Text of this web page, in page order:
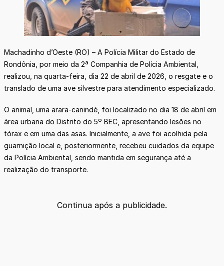
Machadinho d’Oeste (RO) – A Polícia Militar do Estado de
Rondônia, por meio da 2ª Companhia de Polícia Ambiental,
realizou, na quarta-feira, dia 22 de abril de 2026, o resgate e o
translado de uma ave silvestre para atendimento especializado.
O animal, uma arara-canindé, foi localizado no dia 18 de abril em
área urbana do Distrito do 5º BEC, apresentando lesões no
tórax e em uma das asas. Inicialmente, a ave foi acolhida pela
guarnição local e, posteriormente, recebeu cuidados da equipe
da Polícia Ambiental, sendo mantida em segurança até a
realização do transporte.
Continua após a publicidade.